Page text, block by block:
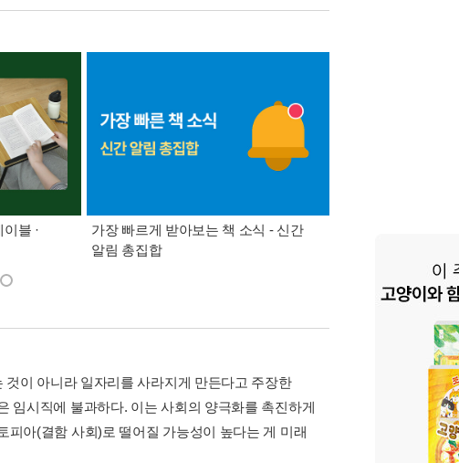
블 ·
가장 빠르게 받아보는 책 소식 - 신간
알림 총집합
이 아니라 일자리를 사라지게 만든다고 주장한
임시직에 불과하다. 이는 사회의 양극화를 촉진하게
아(결함 사회)로 떨어질 가능성이 높다는 게 미래